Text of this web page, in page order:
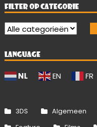
FILTER OP CATEGORIE
LANGUAGE
NL EN FR
3DS Algemeen